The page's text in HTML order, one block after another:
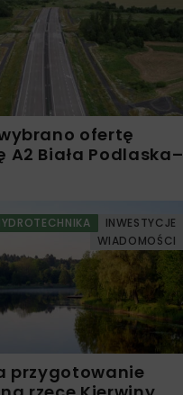
ofertę
A2 Biała Podlaska–
INWESTYCJE
WIADOMOŚCI
przygotowanie